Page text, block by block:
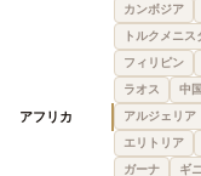
カンボジア
トルクメニス
フィリピン
ラオス
中国
アフリカ アルジェリア
エリトリア
ガーナ
ギ